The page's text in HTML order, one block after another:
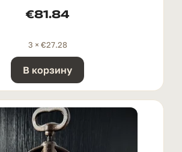
€81.84
3 × €27.28
В корзину